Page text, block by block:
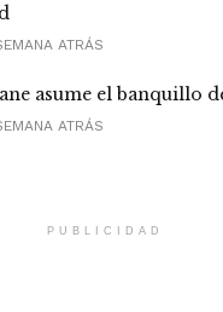
ATRÁS
asume el banquillo
ATRÁS
PUBLICIDAD